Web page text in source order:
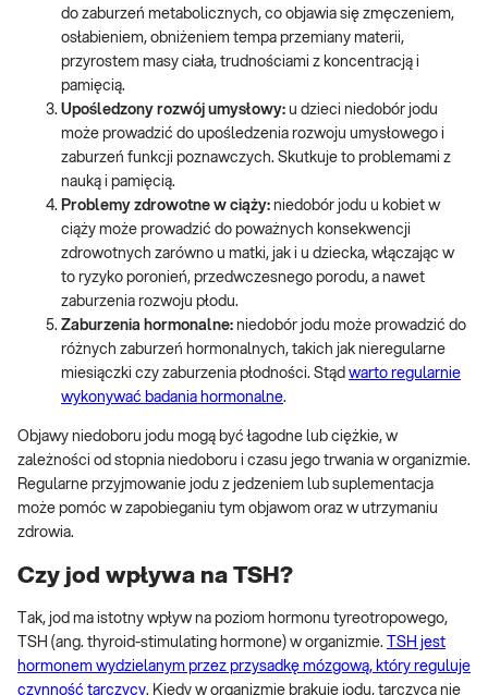
do zaburzeń metabolicznych, co objawia się zmęczeniem,
osłabieniem, obniżeniem tempa przemiany materii,
przyrostem masy ciała, trudnościami z koncentracją i
pamięcią.
Upośledzony rozwój umysłowy: u dzieci niedobór jodu
może prowadzić do upośledzenia rozwoju umysłowego i
zaburzeń funkcji poznawczych. Skutkuje to problemami z
nauką i pamięcią.
Problemy zdrowotne w ciąży: niedobór jodu u kobiet w
ciąży może prowadzić do poważnych konsekwencji
zdrowotnych zarówno u matki, jak i u dziecka, włączając w
to ryzyko poronień, przedwczesnego porodu, a nawet
zaburzenia rozwoju płodu.
Zaburzenia hormonalne: niedobór jodu może prowadzić do
różnych zaburzeń hormonalnych, takich jak nieregularne
miesiączki czy zaburzenia płodności. Stąd warto regularnie
wykonywać badania hormonalne.
Objawy niedoboru jodu mogą być łagodne lub ciężkie, w
zależności od stopnia niedoboru i czasu jego trwania w organizmie.
Regularne przyjmowanie jodu z jedzeniem lub suplementacja
może pomóc w zapobieganiu tym objawom oraz w utrzymaniu
zdrowia.
Czy jod wpływa na TSH?
Tak, jod ma istotny wpływ na poziom hormonu tyreotropowego,
TSH (ang. thyroid-stimulating hormone) w organizmie.
TSH jest
hormonem wydzielanym przez przysadkę mózgową, który reguluje
czynność tarczycy. Kiedy w organizmie brakuje jodu, tarczyca nie